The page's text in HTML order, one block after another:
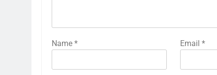
Name * Email *